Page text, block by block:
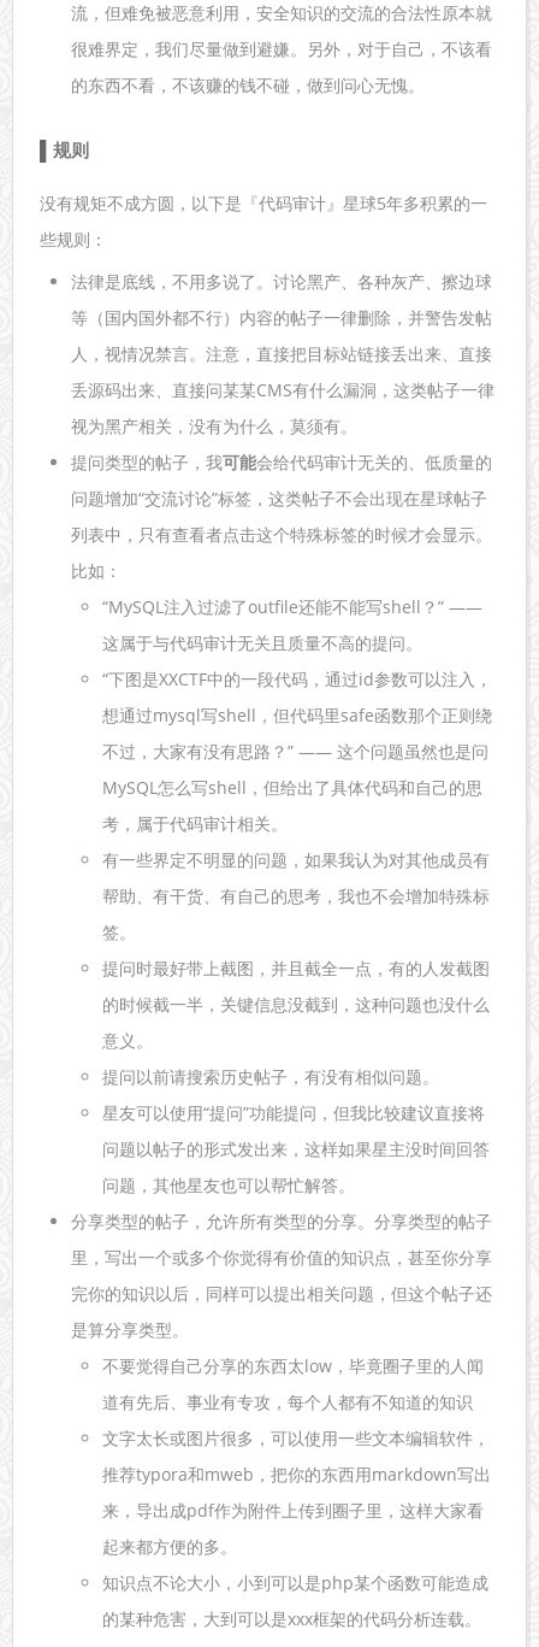
流，但难免被恶意利用，安全知识的交流的合法性原本就
很难界定，我们尽量做到避嫌。另外，对于自己，不该看
的东西不看，不该赚的钱不碰，做到问心无愧。
规则
没有规矩不成方圆，以下是『代码审计』星球5年多积累的一
些规则：
法律是底线，不用多说了。讨论黑产、各种灰产、擦边球
等（国内国外都不行）内容的帖子一律删除，并警告发帖
人，视情况禁言。注意，直接把目标站链接丢出来、直接
丢源码出来、直接问某某CMS有什么漏洞，这类帖子一律
视为黑产相关，没有为什么，莫须有。
提问类型的帖子，我可能会给代码审计无关的、低质量的
问题增加“交流讨论”标签，这类帖子不会出现在星球帖子
列表中，只有查看者点击这个特殊标签的时候才会显示。
比如：
“MySQL注入过滤了outfile还能不能写shell？” ——
这属于与代码审计无关且质量不高的提问。
“下图是XXCTF中的一段代码，通过id参数可以注入，
想通过mysql写shell，但代码里safe函数那个正则绕
不过，大家有没有思路？” —— 这个问题虽然也是问
MySQL怎么写shell，但给出了具体代码和自己的思
考，属于代码审计相关。
有一些界定不明显的问题，如果我认为对其他成员有
帮助、有干货、有自己的思考，我也不会增加特殊标
签。
提问时最好带上截图，并且截全一点，有的人发截图
的时候截一半，关键信息没截到，这种问题也没什么
意义。
提问以前请搜索历史帖子，有没有相似问题。
星友可以使用“提问”功能提问，但我比较建议直接将
问题以帖子的形式发出来，这样如果星主没时间回答
问题，其他星友也可以帮忙解答。
分享类型的帖子，允许所有类型的分享。分享类型的帖子
里，写出一个或多个你觉得有价值的知识点，甚至你分享
完你的知识以后，同样可以提出相关问题，但这个帖子还
是算分享类型。
不要觉得自己分享的东西太low，毕竟圈子里的人闻
道有先后、事业有专攻，每个人都有不知道的知识
文字太长或图片很多，可以使用一些文本编辑软件，
推荐typora和mweb，把你的东西用markdown写出
来，导出成pdf作为附件上传到圈子里，这样大家看
起来都方便的多。
知识点不论大小，小到可以是php某个函数可能造成
的某种危害，大到可以是xxx框架的代码分析连载。